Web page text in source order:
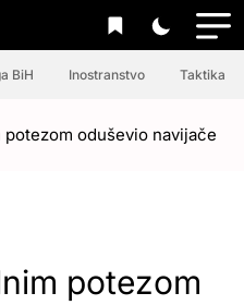
BiH Inostranstvo Taktika
oduševio navijače
potezom